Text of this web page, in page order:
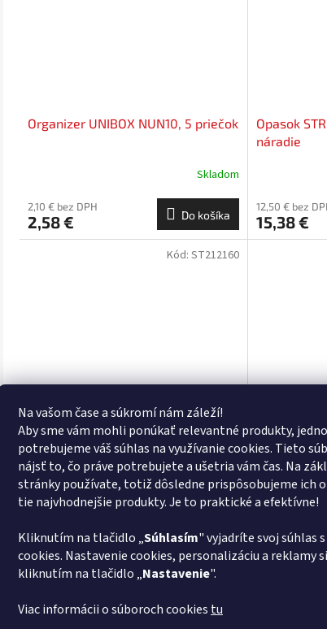
Na vašom čase a súkromí nám záleží!
Aby sme vám mohli ponúkať relevantné produkty,
potrebujeme váš súhlas na využívanie cookies. Tieto
nájsť to, čo práve potrebujete a ušetria vám čas. Na
stránky používate, totiž dôsledne prispôsobujeme ich
tie najvhodnejšie produkty. Je to praktické a efektívne!
Kliknutím na tlačidlo „Súhlasím" vyjadríte svoj súhlas
cookies. Nastavenie cookies, personalizáciu a reklamy
kliknutím na tlačidlo „Nastavenie".
Viac informácii o súboroch cookies tu
Organizer UNIBOX NUN10, 5 priečok
Skladom
2,10 € bez DPH
2,58 € Do košíka
Opasok
náradie
12,50 € bez
15,38 €
Opasok STREND PRO TB-1012, na
náradie
Skladom
6,60 € bez DPH
Kód: ST212160
Puzdro
opasok
3,15 € bez DPH